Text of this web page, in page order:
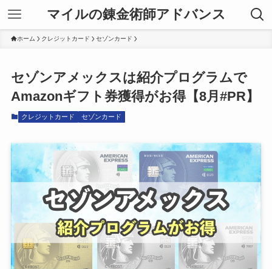
マイルの錬金術師アドバンス
ホーム クレジットカード セゾンカード
セゾンアメックスは紹介プログラムで
Amazonギフト券獲得がお得【8月#PR】
クレジットカード セゾンカード